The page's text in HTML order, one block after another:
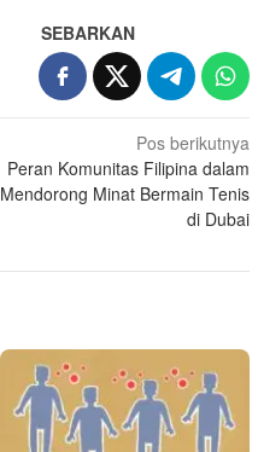
SEBARKAN
Pos berikutnya
Peran Komunitas Filipina dalam
Mendorong Minat Bermain Tenis
di Dubai